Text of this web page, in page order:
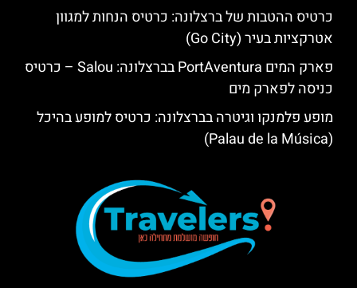
כרטיס ההטבות של ברצלונה: כרטיס הנחות למגוון
אטרקציות בעיר (Go City)
פארק המים PortAventura בברצלונה: Salou – כרטיס
כניסה לפארק מים
מופע פלמנקו וגיטרה בברצלונה: כרטיס למופע בהיכל
(Palau de la Música)